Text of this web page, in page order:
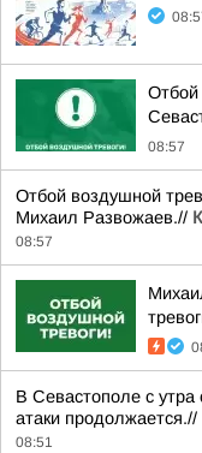
Отбой
08:57
Отбой воздушной
Михаил Развожаев.//
08:57
В Севастополе с
атаки продолжается.//
08:51